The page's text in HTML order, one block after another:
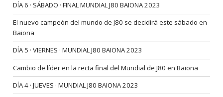
DÍA 6 · SÁBADO · FINAL MUNDIAL J80 BAIONA 2023
El nuevo campeón del mundo de J80 se decidirá este sábado en
Baiona
DÍA 5 · VIERNES · MUNDIAL J80 BAIONA 2023
Cambio de líder en la recta final del Mundial de J80 en Baiona
DÍA 4 · JUEVES · MUNDIAL J80 BAIONA 2023